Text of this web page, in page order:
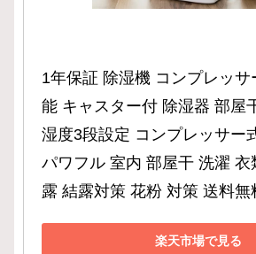
1年保証 除湿機 コンプレッ
能 キャスター付 除湿器 部屋
湿度3段設定 コンプレッサー
パワフル 室内 部屋干 洗濯 衣
露 結露対策 花粉 対策 送料無
楽天市場で見る